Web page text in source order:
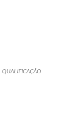
QUALIFICAÇÃO